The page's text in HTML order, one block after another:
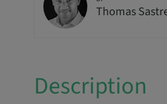
Thomas
Description